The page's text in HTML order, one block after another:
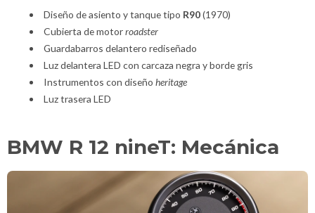
Diseño de asiento y tanque tipo R90(1970)
Cubierta de motorroadster
Guardabarros delantero rediseñado
Luz delantera LED con carcaza negra y borde gris
Instrumentos con diseño heritage
Luz trasera LED
BMW R 12 nineT: Mecánica